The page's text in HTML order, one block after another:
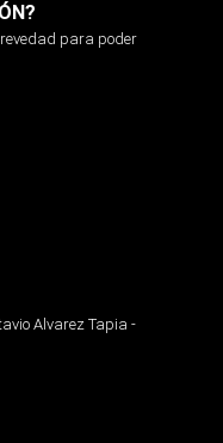
para poder
Alvarez Tapia -